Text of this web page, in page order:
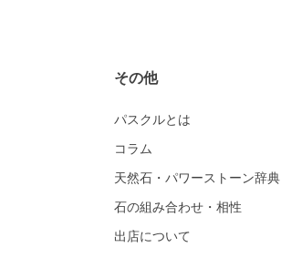
その他
パスクルとは
コラム
天然石・パワーストーン辞典
石の組み合わせ・相性
出店について